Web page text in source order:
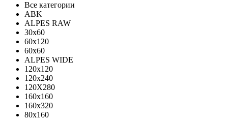
Все категории
ABK
ALPES RAW
30x60
60x120
60x60
ALPES WIDE
120x120
120x240
120X280
160x160
160x320
80x160